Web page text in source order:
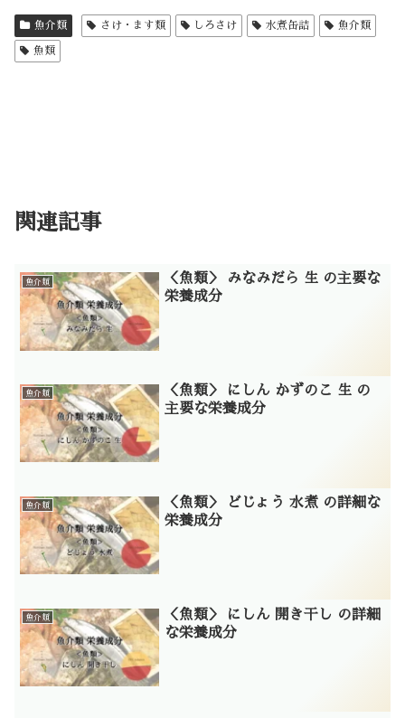
魚介類 さけ・ます類 しろさけ 水煮缶詰 魚介類
魚類
関連記事
魚介類
＜魚類＞ みなみだら 生 の主要な
栄養成分
魚介類
＜魚類＞ にしん かずのこ 生 の
主要な栄養成分
魚介類
＜魚類＞ どじょう 水煮 の詳細な
栄養成分
魚介類
＜魚類＞ にしん 開き干し の詳細
な栄養成分